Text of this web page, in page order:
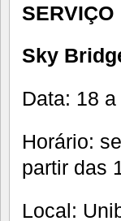
SERVIÇO
Sky
Data: 18
Horário:
partir das
Local: